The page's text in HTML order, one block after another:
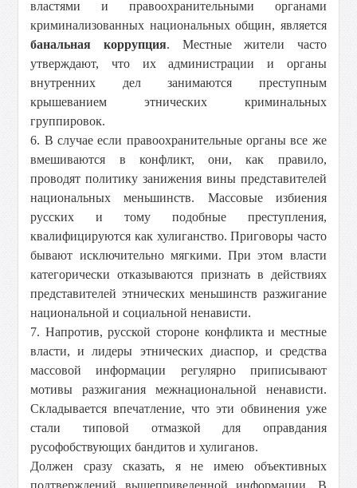
властями и правоохранительными органами
криминализованных национальных общин, является
банальная коррупция. Местные жители часто
утверждают, что их администрации и органы
внутренних дел занимаются преступным
крышеванием этнических криминальных
группировок.
6. В случае если правоохранительные органы все же
вмешиваются в конфликт, они, как правило,
проводят политику занижения вины представителей
национальных меньшинств. Массовые избиения
русских и тому подобные преступления,
квалифицируются как хулиганство. Приговоры часто
бывают исключительно мягкими. При этом власти
категорически отказываются признать в действиях
представителей этнических меньшинств разжигание
национальной и социальной ненависти.
7. Напротив, русской стороне конфликта и местные
власти, и лидеры этнических диаспор, и средства
массовой информации регулярно приписывают
мотивы разжигания межнациональной ненависти.
Складывается впечатление, что эти обвинения уже
стали типовой отмазкой для оправдания
русофобствующих бандитов и хулиганов.
Должен сразу сказать, я не имею объективных
подтверждений вышеприведенной информации. В